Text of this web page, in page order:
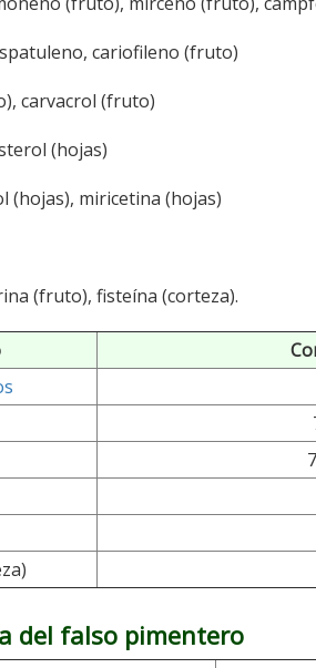
cariofileno (fruto)
carvacrol (fruto)
(hojas)
(hojas), miricetina (hojas)
(fruto), fisteína (corteza).
del falso pimentero